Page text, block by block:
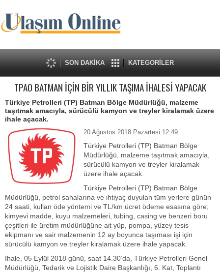
SON DAKİKA KATEGORİLER
TPAO BATMAN İÇİN BİR YILLIK TAŞIMA İHALESİ YAPACAK
Türkiye Petrolleri (TP) Batman Bölge Müdürlüğü, malzeme
taşıtmak amacıyla, sürücülü kamyon ve treyler kiralamak üzere
ihale açacak.
20 Ağustos 2018 Pazartesi 12:49
Türkiye Petrolleri (TP) Batman Bölge
Müdürlüğü, malzeme taşıtmak amacıyla,
sürücülü kamyon ve treyler kiralamak
üzere ihale açacak.
Türkiye Petrolleri (TP) Batman Bölge
Müdürlüğü, petrol sahalarına ve ihtiyaç duyulan tüm yerlere günün
24 saati, kullan öde yöntemi ve TL/km ücret ödeme esasına göre;
kimyevi madde, kuyu malzemeleri, tubing, casing ve benzeri boru
çeşitleri ile üretim müdürlüğüne ait yüp, pompa, yüzey tesis
ekipmanı ve sair malzemenin 12 ay boyunca taşıması işi için
sürücülü kamyon ve treyler kiralamak üzere ihale yapacak.
İhale, 05 Eylül 2018 günü, saat 14.30’da, Türkiye Petrolleri Genel
Müdürlüğü, Tedarik ve Lojistik Daire Başkanlığı, 6. Kat, Toplantı